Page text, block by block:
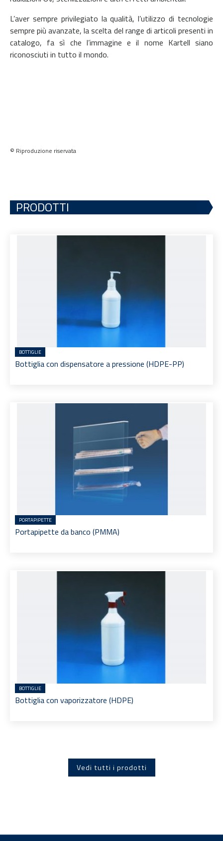
L’aver sempre privilegiato la qualità, l’utilizzo di tecnologie
sempre più avanzate, la scelta del range di articoli presenti in
catalogo, fa sì che l’immagine e il nome Kartell siano
riconosciuti in tutto il mondo.
© Riproduzione riservata
PRODOTTI
BOTTIGLIE
Bottiglia con dispensatore a pressione (HDPE-PP)
PORTAPIPETTE
Portapipette da banco (PMMA)
BOTTIGLIE
Bottiglia con vaporizzatore (HDPE)
Vedi tutti i prodotti